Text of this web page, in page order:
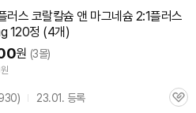
/ OPA1612A / 출시가: 879,000원
기
러스 코랄칼슘 앤 마그네슘 2:1플러스
120정 (4개)
원 (3몰)
23.01. 등록
관